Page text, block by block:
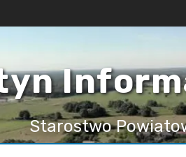
Starostwo